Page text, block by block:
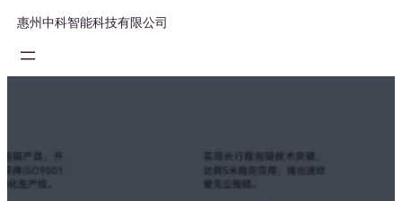
惠州中科智能科技有限公司